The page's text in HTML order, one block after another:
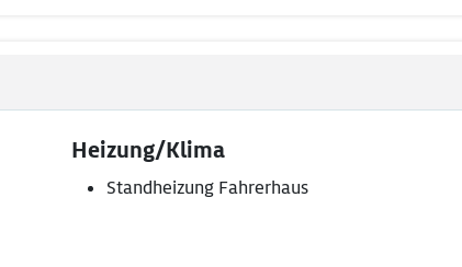
Heizung/Klima
Standheizung Fahrerhaus